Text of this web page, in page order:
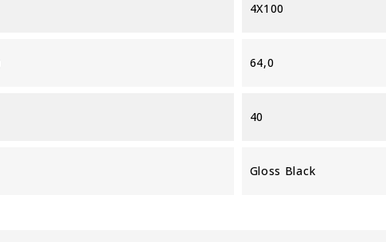
4X100
64,0
40
Gloss Black